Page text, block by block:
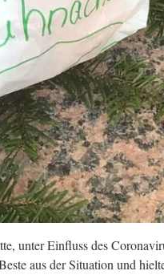
unter Einfluss des
aus der Situation und